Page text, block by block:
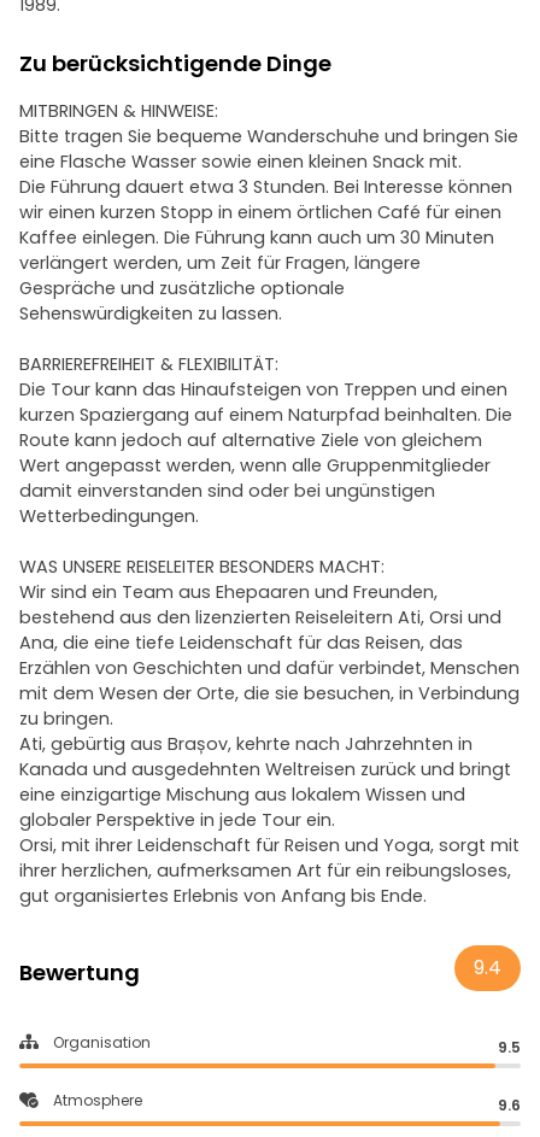
1989.
Zu berücksichtigende Dinge
MITBRINGEN & HINWEISE:
Bitte tragen Sie bequeme Wanderschuhe und bringen Sie
eine Flasche Wasser sowie einen kleinen Snack mit.
Die Führung dauert etwa 3 Stunden. Bei Interesse können
wir einen kurzen Stopp in einem örtlichen Café für einen
Kaffee einlegen. Die Führung kann auch um 30 Minuten
verlängert werden, um Zeit für Fragen, längere
Gespräche und zusätzliche optionale
Sehenswürdigkeiten zu lassen.
BARRIEREFREIHEIT & FLEXIBILITÄT:
Die Tour kann das Hinaufsteigen von Treppen und einen
kurzen Spaziergang auf einem Naturpfad beinhalten. Die
Route kann jedoch auf alternative Ziele von gleichem
Wert angepasst werden, wenn alle Gruppenmitglieder
damit einverstanden sind oder bei ungünstigen
Wetterbedingungen.
WAS UNSERE REISELEITER BESONDERS MACHT:
Wir sind ein Team aus Ehepaaren und Freunden,
bestehend aus den lizenzierten Reiseleitern Ati, Orsi und
Ana, die eine tiefe Leidenschaft für das Reisen, das
Erzählen von Geschichten und dafür verbindet, Menschen
mit dem Wesen der Orte, die sie besuchen, in Verbindung
zu bringen.
Ati, gebürtig aus Brașov, kehrte nach Jahrzehnten in
Kanada und ausgedehnten Weltreisen zurück und bringt
eine einzigartige Mischung aus lokalem Wissen und
globaler Perspektive in jede Tour ein.
Orsi, mit ihrer Leidenschaft für Reisen und Yoga, sorgt mit
ihrer herzlichen, aufmerksamen Art für ein reibungsloses,
gut organisiertes Erlebnis von Anfang bis Ende.
Bewertung 9.4
Organisation 9.5
Atmosphere 9.6